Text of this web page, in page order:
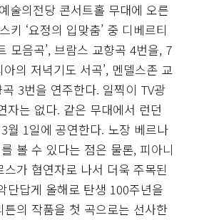
술의전당 콘서트홀 무대에 오른
키 ‘요정의 입맞춤’ 중 디베르티
모음곡’, 브람스 교향곡 4번을, 7
의 저녁기도 서곡’, 멘델스존 교
3번을 연주한다. 일찍이 TV광
자는 없다. 같은 무대에서 런던
월 1일에 공연한다. 노장 베르나
볼 수 있다는 점은 물론, 피아니
가 협연자로 나서 더욱 주목된
단답게 올해로 탄생 100주년을
튼의 작품을 첫 곡으로는 선사한